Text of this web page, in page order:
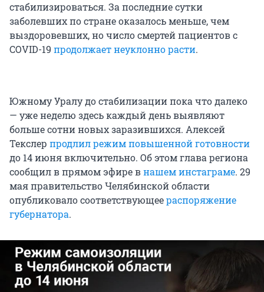
стабилизироваться. За последние сутки
заболевших по стране оказалось меньше, чем
выздоровевших, но число смертей пациентов с
COVID-19 продолжает неуклонно расти.
Южному Уралу до стабилизации пока что далеко
— уже неделю здесь каждый день выявляют
больше сотни новых заразившихся. Алексей
Текслер продлил режим повышенной готовности
до 14 июня включительно. Об этом глава региона
сообщил в прямом эфире внашем инстаграме. 29
мая правительство Челябинской области
опубликовало соответствующеераспоряжение
губернатора.